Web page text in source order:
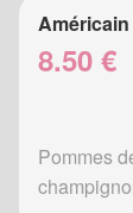
8.50 €
Pommes